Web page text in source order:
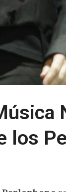
los